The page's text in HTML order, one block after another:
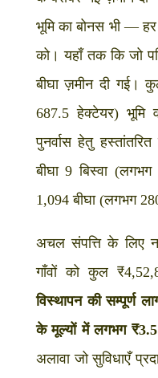
भूमि का बोनस भी — हर
को। यहाँ तक कि जो
बीघा ज़मीन दी गई।
687.5 हेक्टेयर) भूमि
पुनर्वास हेतु
बीघा 9 बिस्वा
1,094 बीघा (लगभग
अचल संपत्ति के लिए
गाँवों को कुल
विस्थापन की सम्पूर्ण
के मूल्यों में लगभग
अलावा जो सुविधाएँ